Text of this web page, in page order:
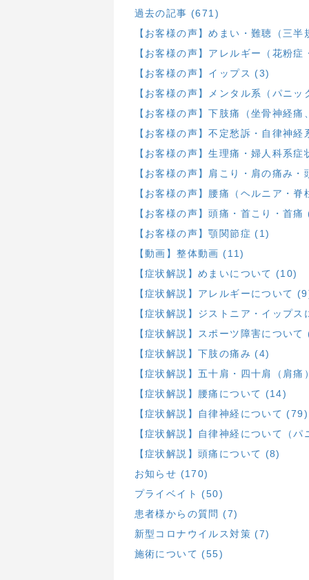
過去の記事 (671)
【お客様の声】めまい・難聴（三
【お客様の声】アレルギー（花粉
【お客様の声】イップス (3)
【お客様の声】メンタル系（パニ
【お客様の声】下肢痛（坐骨神経
【お客様の声】不定愁訴・自律神
【お客様の声】生理痛・婦人科系
【お客様の声】肩こり・肩の痛み
【お客様の声】腰痛（ヘルニア・
【お客様の声】頭痛・首こり・首
【お客様の声】顎関節症 (1)
【動画】整体動画 (11)
【症状解説】めまいについて (10)
【症状解説】アレルギーについて
【症状解説】ジストニア・イップ
【症状解説】スポーツ障害につい
【症状解説】下肢の痛み (4)
【症状解説】五十肩・四十肩（肩
【症状解説】腰痛について (14)
【症状解説】自律神経について (79)
【症状解説】自律神経について（
【症状解説】頭痛について (8)
お知らせ (170)
プライベイト (50)
患者様からの質問 (7)
新型コロナウイルス対策 (7)
施術について (55)